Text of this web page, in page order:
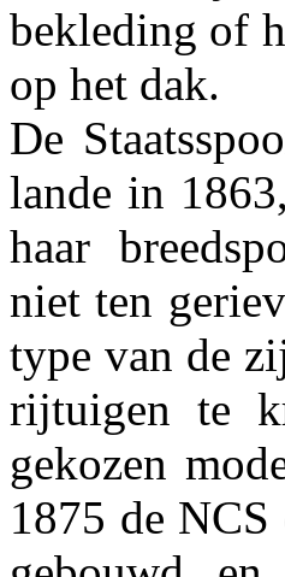
bekleding of
op het dak.
De
lande in
haar
niet ten
type van de
rijtuigen te
gekozen
1875 de